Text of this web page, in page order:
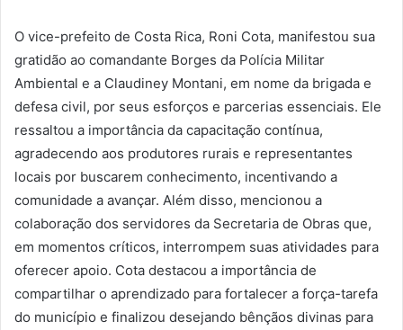
O vice-prefeito de Costa Rica, Roni Cota, manifestou sua
gratidão ao comandante Borges da Polícia Militar
Ambiental e a Claudiney Montani, em nome da brigada e
defesa civil, por seus esforços e parcerias essenciais. Ele
ressaltou a importância da capacitação contínua,
agradecendo aos produtores rurais e representantes
locais por buscarem conhecimento, incentivando a
comunidade a avançar. Além disso, mencionou a
colaboração dos servidores da Secretaria de Obras que,
em momentos críticos, interrompem suas atividades para
oferecer apoio. Cota destacou a importância de
compartilhar o aprendizado para fortalecer a força-tarefa
do município e finalizou desejando bênçãos divinas para